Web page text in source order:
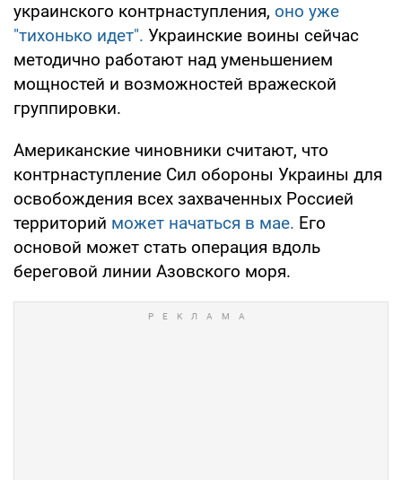
украинского контрнаступления, оно уже
"тихонько идет". Украинские воины сейчас
методично работают над уменьшением
мощностей и возможностей вражеской
группировки.
Американские чиновники считают, что
контрнаступление Сил обороны Украины для
освобождения всех захваченных Россией
территорий может начаться в мае. Его
основой может стать операция вдоль
береговой линии Азовского моря.